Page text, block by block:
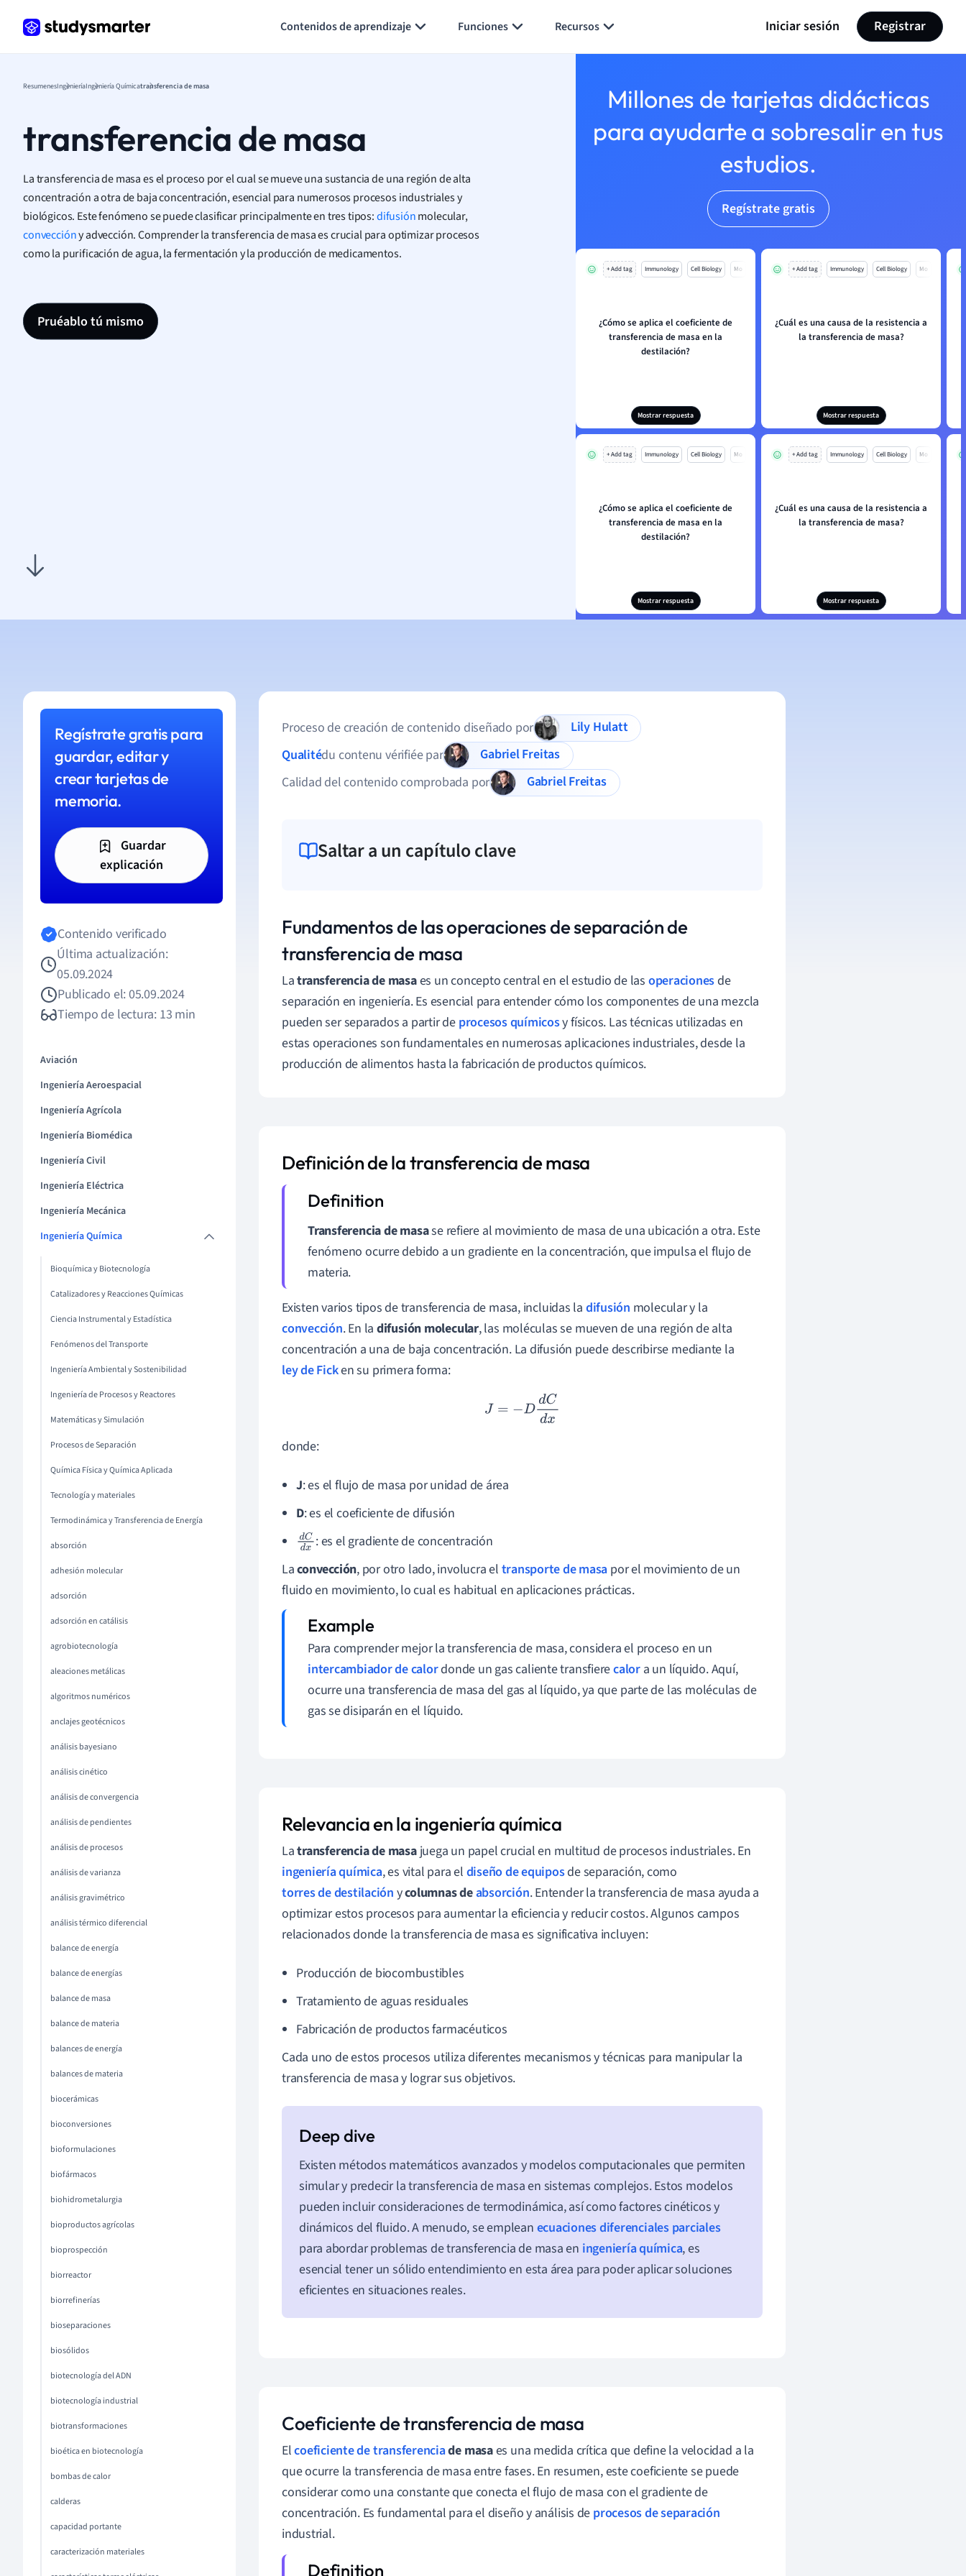
Contenidos de aprendizaje Funciones Recursos Iniciar sesión Registrar
ResumenesIngenieríaIngeniería Químicatransferencia de masa
transferencia de masa
La transferencia de masa es el proceso por el cual se mueve una sustancia de una región de alta
concentración a otra de baja concentración, esencial para numerosos procesos industriales y
biológicos. Este fenómeno se puede clasificar principalmente en tres tipos:difusiónmolecular,
conveccióny advección. Comprender la transferencia de masa es crucial para optimizar procesos
como la purificación de agua, la fermentación y la producción de medicamentos.
Pruéablo tú mismo
Millones de tarjetas didácticas
para ayudarte a sobresalir en tus
estudios.
Regístrate gratis
+ Add tag Immunology Cell Biology Mo
¿Cómo se aplica el coeficiente de
transferencia de masa en la
destilación?
Mostrar respuesta
+ Add tag Immunology Cell Biology Mo
¿Cuál es una causa de la resistencia a
la transferencia de masa?
Mostrar respuesta
+ Add tag Immunology Cell Biology Mo
¿Cómo se aplica el coeficiente de
transferencia de masa en la
destilación?
Mostrar respuesta
+ Add tag Immunology Cell Biology Mo
¿Cuál es una causa de la resistencia a
la transferencia de masa?
Mostrar respuesta
Regístrate gratis para
guardar, editar y
crear tarjetas de
memoria.
Guardar
explicación
Contenido verificado
Última actualización:
05.09.2024
Publicado el: 05.09.2024
Tiempo de lectura: 13 min
Aviación
Ingeniería Aeroespacial
Ingeniería Agrícola
Ingeniería Biomédica
Ingeniería Civil
Ingeniería Eléctrica
Ingeniería Mecánica
Ingeniería Química
Bioquímica y Biotecnología
Catalizadores y Reacciones Químicas
Ciencia Instrumental y Estadística
Fenómenos del Transporte
Ingeniería Ambiental y Sostenibilidad
Ingeniería de Procesos y Reactores
Matemáticas y Simulación
Procesos de Separación
Química Física y Química Aplicada
Tecnología y materiales
Termodinámica y Transferencia de Energía
absorción
adhesión molecular
adsorción
adsorción en catálisis
agrobiotecnología
aleaciones metálicas
algoritmos numéricos
anclajes geotécnicos
análisis bayesiano
análisis cinético
análisis de convergencia
análisis de pendientes
análisis de procesos
análisis de varianza
análisis gravimétrico
análisis térmico diferencial
balance de energía
balance de energías
balance de masa
balance de materia
balances de energía
balances de materia
biocerámicas
bioconversiones
bioformulaciones
biofármacos
biohidrometalurgia
bioproductos agrícolas
bioprospección
biorreactor
biorrefinerías
bioseparaciones
biosólidos
biotecnología del ADN
biotecnología industrial
biotransformaciones
bioética en biotecnología
bombas de calor
calderas
capacidad portante
caracterización materiales
Proceso de creación de contenido diseñado por
Lily Hulatt
Qualitédu contenu vérifiée par
Gabriel Freitas
Calidad del contenido comprobada por
Gabriel Freitas
Saltar a un capítulo clave
Fundamentos de las operaciones de separación de
transferencia de masa
Latransferencia de masaes un concepto central en el estudio de las operacionesde
separación en ingeniería. Es esencial para entender cómo los componentes de una mezcla
pueden ser separados a partir de procesos químicosy físicos. Las técnicas utilizadas en
estas operaciones son fundamentales en numerosas aplicaciones industriales, desde la
producción de alimentos hasta la fabricación de productos químicos.
Definición de la transferencia de masa
Transferencia de masase refiere al movimiento de masa de una ubicación a otra. Este
fenómeno ocurre debido a un gradiente en la concentración, que impulsa el flujo de
materia.
Existen varios tipos de transferencia de masa, incluidas la difusión molecular y la
convección. En la difusión molecular, las moléculas se mueven de una región de alta
concentración a una de baja concentración. La difusión puede describirse mediante la
ley de Ficken su primera forma:
J= −DdCdx
donde:
J: es el flujo de masa por unidad de área
D: es el coeficiente de difusión
dC
dx
: es el gradiente de concentración
Laconvección, por otro lado, involucra el transporte de masa por el movimiento de un
fluido en movimiento, lo cual es habitual en aplicaciones prácticas.
Para comprender mejor la transferencia de masa, considera el proceso en un
intercambiador de calordonde un gas caliente transfierecalora un líquido. Aquí,
ocurre una transferencia de masa del gas al líquido, ya que parte de las moléculas de
gas se disiparán en el líquido.
Relevancia en la ingeniería química
Latransferencia de masajuega un papel crucial en multitud de procesos industriales. En
ingeniería química, es vital para el diseño de equiposde separación, como
torres de destilación ycolumnas deabsorción. Entender la transferencia de masa ayuda a
optimizar estos procesos para aumentar la eficiencia y reducir costos. Algunos campos
relacionados donde la transferencia de masa es significativa incluyen:
Producción de biocombustibles
Tratamiento de aguas residuales
Fabricación de productos farmacéuticos
Cada uno de estos procesos utiliza diferentes mecanismos y técnicas para manipular la
transferencia de masa y lograr sus objetivos.
Existen métodos matemáticos avanzados y modelos computacionales que permiten
simular y predecir la transferencia de masa en sistemas complejos. Estos modelos
pueden incluir consideraciones de termodinámica, así como factores cinéticos y
dinámicos del fluido. A menudo, se emplean ecuaciones diferenciales parciales
para abordar problemas de transferencia de masa en ingeniería química, es
esencial tener un sólido entendimiento en esta área para poder aplicar soluciones
eficientes en situaciones reales.
Coeficiente de transferencia de masa
Elcoeficiente de transferenciade masaes una medida crítica que define la velocidad a la
que ocurre la transferencia de masa entre fases. En resumen, este coeficiente se puede
considerar como una constante que conecta el flujo de masa con el gradiente de
concentración. Es fundamental para el diseño y análisis de procesos de separación
industrial.